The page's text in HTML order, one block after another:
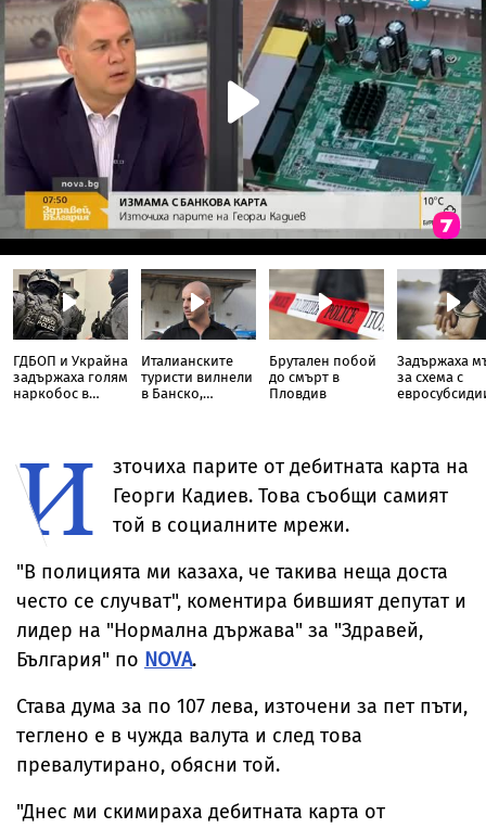
ГДБОП и Украйна
задържаха голям
наркобос в
Италианските
туристи вилнели
в Банско,
полицията
Брутален побой
до смърт в
Пловдив
Задържаха
за схема с
И
зточиха парите от дебитната карта на
Георги Кадиев. Toва съобщи самият
той в социалните мрежи.
"В полицията ми казаха, че такива неща доста
често се случват", коментира бившият депутат и
лидер на "Нормална държава" за "Здравей,
България" по NOVA.
Става дума за по 107 лева, източени за пет пъти,
теглено е в чужда валута и след това
превалутирано, обясни той.
"Днес ми скимираха дебитната карта от